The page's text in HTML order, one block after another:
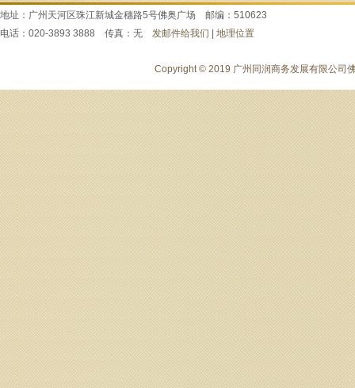
地址：广州天河区珠江新城金穗路5号佛奥广场 邮编：510623
电话：020-3893 3888 传真：无 发邮件给我们 地理位置
Copyright © 2019 广州同润商务发展有限公司